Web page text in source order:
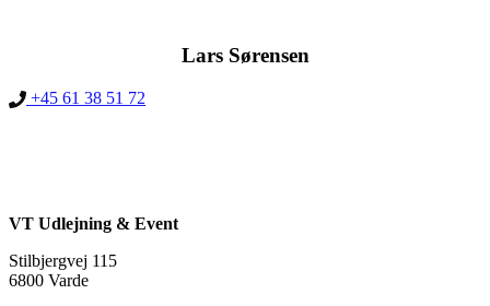
Lars Sørensen
+45 61 38 51 72
VT Udlejning & Event
Stilbjergvej 115
6800 Varde